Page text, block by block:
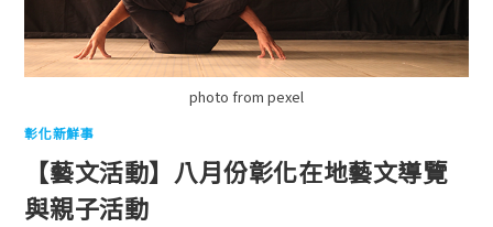
photo from pexel
彰化新鮮事
【藝文活動】八月份彰化在地藝文導覽
與親子活動